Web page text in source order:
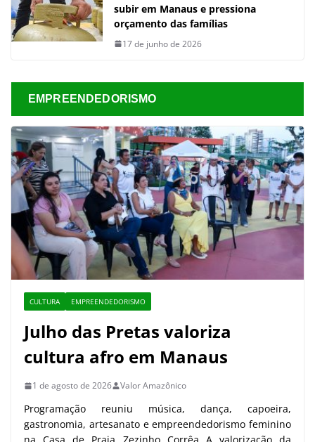
subir em Manaus e pressiona
orçamento das famílias
17 de junho de 2026
EMPREENDEDORISMO
CULTURA EMPREENDEDORISMO
Julho das Pretas valoriza
cultura afro em Manaus
1 de agosto de 2026 Valor Amazônico
Programação reuniu música, dança, capoeira,
gastronomia, artesanato e empreendedorismo feminino